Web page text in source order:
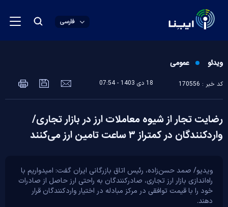
فارسی
ویدئو عمومی
کد خبر : 170556 18 دی 1403 - 07:54
رضایت تجار از شیوه معاملات ارز در بازار تجاری/
واردکنندگان در کمتراز ۳ ساعت تامین ارز می‌کنند
ویدیو/ صمد حسن‌زاده، رئیس اتاق بازرگانی ایران گفت: امیدواریم با
راه‌اندازی بازار ارز تجاری، صادرکنندگان به راحتی ارز حاصل از صادرات
خود را با قیمت توافقی در مرکز مبادله در اختیار واردکنندگان قرار
دهند.